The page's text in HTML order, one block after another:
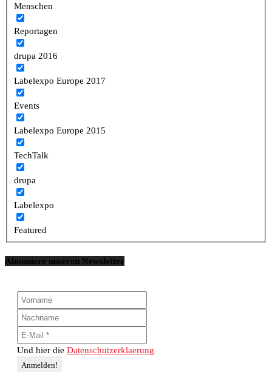
Menschen
Reportagen
drupa 2016
Labelexpo Europe 2017
Events
Labelexpo Europe 2015
TechTalk
drupa
Labelexpo
Featured
Abonniere unseren Newsletter
Und hier die Datenschutzerklaerung